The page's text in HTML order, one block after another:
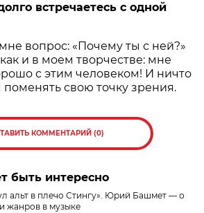
встречаетесь с одной
вопрос: «Почему ты с ней?»
и в моем творчестве: мне
с этим человеком! И ничто
поменять свою точку зрения.
КОММЕНТАРИЙ (0)
быть интересно
альт в плечо Стингу». Юрий Башмет — о
жанров в музыке